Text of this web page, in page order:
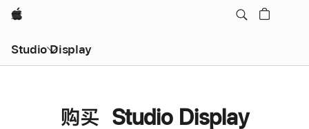
Apple
Studio Display
购买 Studio Display